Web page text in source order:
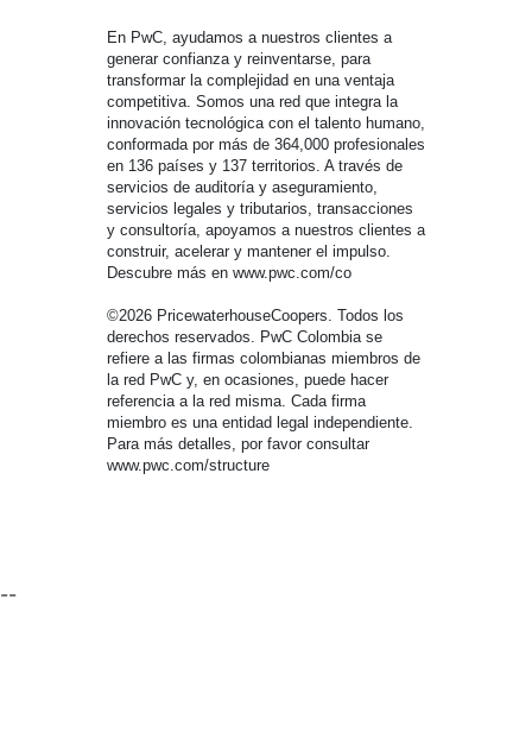
En PwC, ayudamos a nuestros clientes a
generar confianza y reinventarse, para
transformar la complejidad en una ventaja
competitiva. Somos una red que integra la
innovación tecnológica con el talento humano,
conformada por más de 364,000 profesionales
en 136 países y 137 territorios. A través de
servicios de auditoría y aseguramiento,
servicios legales y tributarios, transacciones
y consultoría, apoyamos a nuestros clientes a
construir, acelerar y mantener el impulso.
Descubre más en www.pwc.com/co
©2026 PricewaterhouseCoopers. Todos los
derechos reservados. PwC Colombia se
refiere a las firmas colombianas miembros de
la red PwC y, en ocasiones, puede hacer
referencia a la red misma. Cada firma
miembro es una entidad legal independiente.
Para más detalles, por favor consultar
www.pwc.com/structure
--